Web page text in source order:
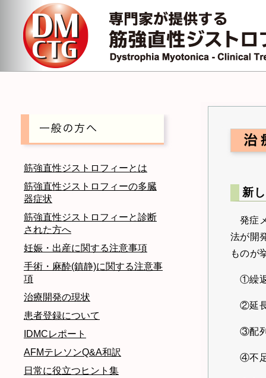
筋強直性ジストロフィーとは
筋強直性ジストロフィーの多臓
器症状
筋強直性ジストロフィーと診断
された方へ
妊娠・出産に関する注意事項
手術・麻酔(鎮静)に関する注意事
項
治療開発の現状
患者登録について
IDMCレポート
AFMテレソンQ&A和訳
日常に役立つヒント集
新
発症
法が開
ものが
①繰
②延
③配
④不